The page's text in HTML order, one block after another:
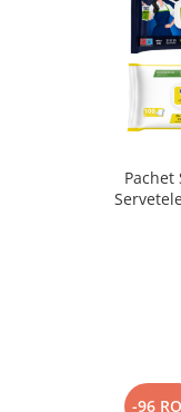
Pachet
-96